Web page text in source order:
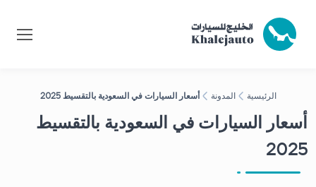
الرئيسية المدونة أسعار السيارات في السعودية بالتقسيط 2025
أسعار السيارات في السعودية بالتقسيط
2025